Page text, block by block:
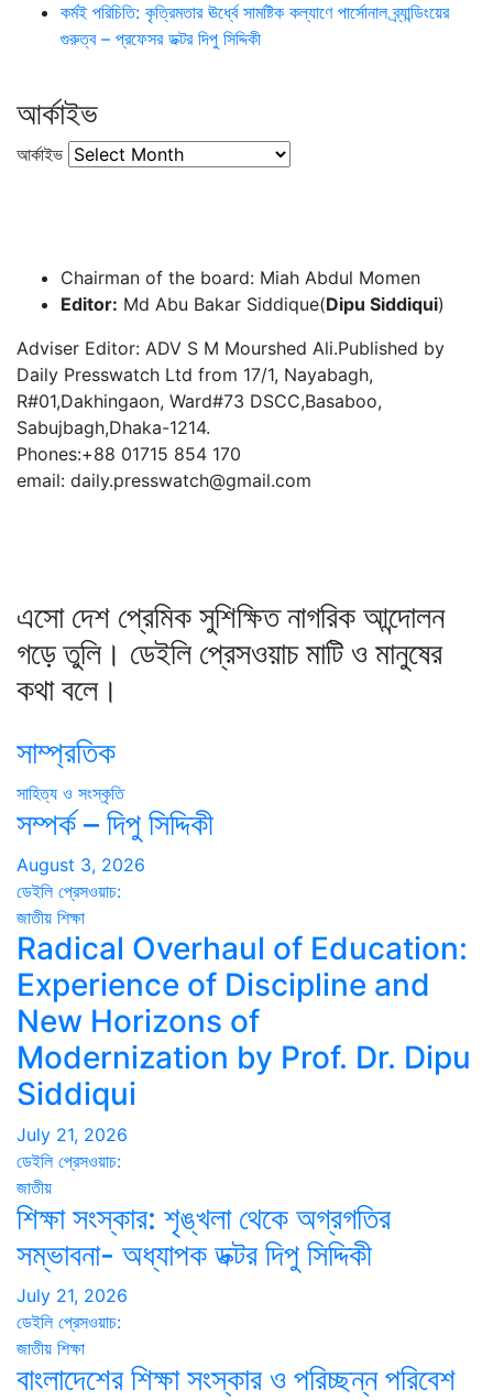
কর্মই পরিচিতি: কৃত্রিমতার ঊর্ধ্বে সামষ্টিক কল্যাণে পার্সোনাল ব্র্যান্ডিংয়ের
গুরুত্ব – প্রফেসর ডক্টর দিপু সিদ্দিকী
আর্কাইভ
আর্কাইভ
Chairman of the board: Miah Abdul Momen
Editor: Md Abu Bakar Siddique(Dipu Siddiqui)
Adviser Editor: ADV S M Mourshed Ali.Published by
Daily Presswatch Ltd from 17/1, Nayabagh,
R#01,Dakhingaon, Ward#73 DSCC,Basaboo,
Sabujbagh,Dhaka-1214.
Phones:+88 01715 854 170
email: daily.presswatch@gmail.com
এসো দেশ প্রেমিক সুশিক্ষিত নাগরিক আন্দোলন
গড়ে তুলি। ডেইলি প্রেসওয়াচ মাটি ও মানুষের
কথা বলে।
সাম্প্রতিক
সাহিত্য ও সংস্কৃতি
সম্পর্ক – দিপু সিদ্দিকী
August 3, 2026
ডেইলি প্রেসওয়াচ:
জাতীয় শিক্ষা
Radical Overhaul of Education:
Experience of Discipline and
New Horizons of
Modernization by Prof. Dr. Dipu
Siddiqui
July 21, 2026
ডেইলি প্রেসওয়াচ:
জাতীয়
শিক্ষা সংস্কার: শৃঙ্খলা থেকে অগ্রগতির
সম্ভাবনা- অধ্যাপক ডক্টর দিপু সিদ্দিকী
July 21, 2026
ডেইলি প্রেসওয়াচ:
জাতীয় শিক্ষা
বাংলাদেশের শিক্ষা সংস্কার ও পরিচ্ছন্ন পরিবেশ